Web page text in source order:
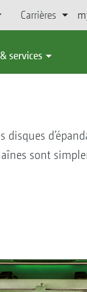
Carrières
services
sont